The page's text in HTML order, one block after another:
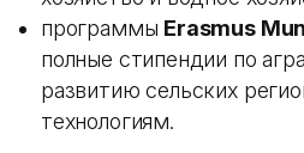
программы Erasmus
полные стипендии по
развитию сельских
технологиям.